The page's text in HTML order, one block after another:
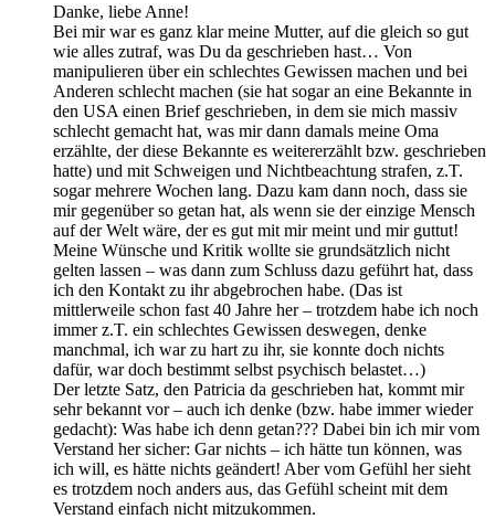
Danke, liebe Anne!
Bei mir war es ganz klar meine Mutter, auf die gleich so gut
wie alles zutraf, was Du da geschrieben hast… Von
manipulieren über ein schlechtes Gewissen machen und bei
Anderen schlecht machen (sie hat sogar an eine Bekannte in
den USA einen Brief geschrieben, in dem sie mich massiv
schlecht gemacht hat, was mir dann damals meine Oma
erzählte, der diese Bekannte es weitererzählt bzw. geschrieben
hatte) und mit Schweigen und Nichtbeachtung strafen, z.T.
sogar mehrere Wochen lang. Dazu kam dann noch, dass sie
mir gegenüber so getan hat, als wenn sie der einzige Mensch
auf der Welt wäre, der es gut mit mir meint und mir guttut!
Meine Wünsche und Kritik wollte sie grundsätzlich nicht
gelten lassen – was dann zum Schluss dazu geführt hat, dass
ich den Kontakt zu ihr abgebrochen habe. (Das ist
mittlerweile schon fast 40 Jahre her – trotzdem habe ich noch
immer z.T. ein schlechtes Gewissen deswegen, denke
manchmal, ich war zu hart zu ihr, sie konnte doch nichts
dafür, war doch bestimmt selbst psychisch belastet…)
Der letzte Satz, den Patricia da geschrieben hat, kommt mir
sehr bekannt vor – auch ich denke (bzw. habe immer wieder
gedacht): Was habe ich denn getan??? Dabei bin ich mir vom
Verstand her sicher: Gar nichts – ich hätte tun können, was
ich will, es hätte nichts geändert! Aber vom Gefühl her sieht
es trotzdem noch anders aus, das Gefühl scheint mit dem
Verstand einfach nicht mitzukommen.